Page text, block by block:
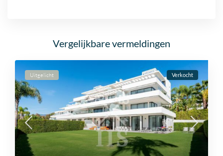
Vergelijkbare vermeldingen
Uitgelicht Verkocht